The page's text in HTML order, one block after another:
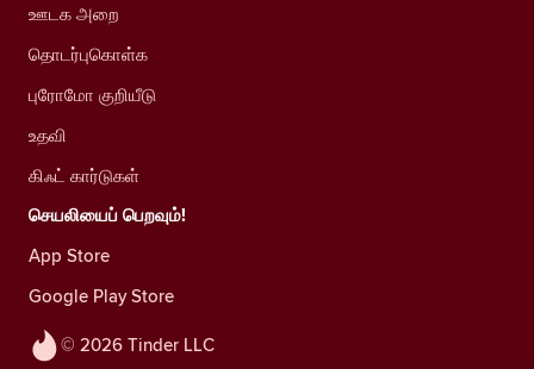
© 2026 Tinder LLC
ஊடக அறை
தொடர்புகொள்க
புரோமோ குறியீடு
உதவி
கிஃட் கார்டுகள்
செயலியைப் பெறவும்!
App Store
Google Play Store